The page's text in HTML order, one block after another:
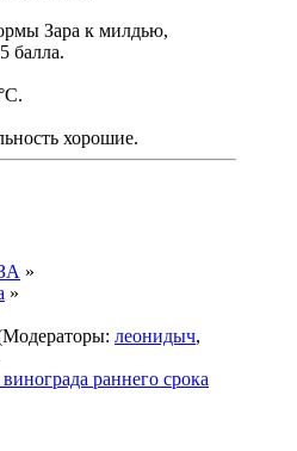
Зара к милдью,
балла.
хорошие.
»
»
леонидыч,
раннего срока